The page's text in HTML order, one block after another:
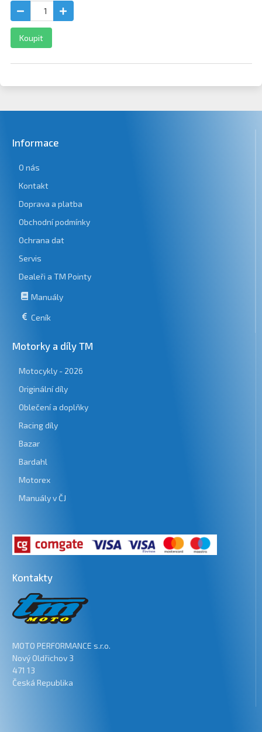
Koupit
Informace
O nás
Kontakt
Doprava a platba
Obchodní podmínky
Ochrana dat
Servis
Dealeři a TM Pointy
Manuály
Ceník
Motorky a díly TM
Motocykly - 2026
Originální díly
Oblečení a doplňky
Racing díly
Bazar
Bardahl
Motorex
Manuály v ČJ
Kontakty
MOTO PERFORMANCE s.r.o.
Nový Oldřichov 3
471 13
Česká Republika